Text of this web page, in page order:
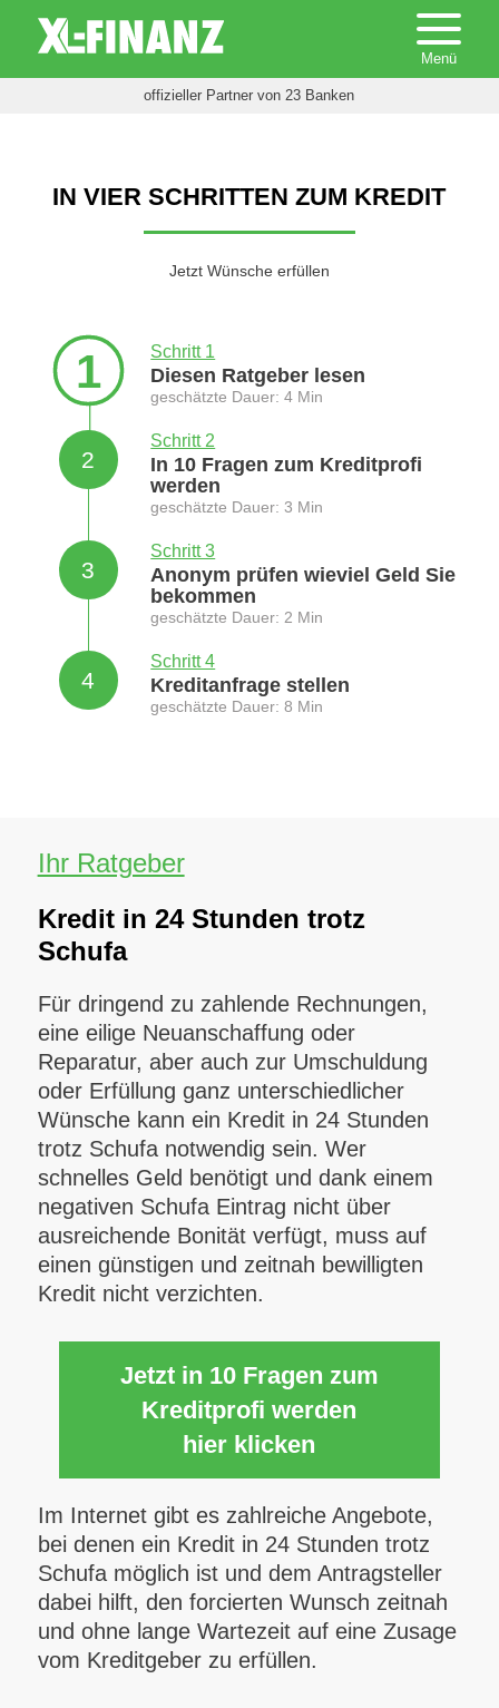
offizieller Partner von 23 Banken
IN VIER SCHRITTEN ZUM KREDIT
Jetzt Wünsche erfüllen
1 Schritt 1
Diesen Ratgeber lesen
geschätzte Dauer: 4 Min
2
Schritt 2
In 10 Fragen zum Kreditprofi
werden
geschätzte Dauer: 3 Min
3
Schritt 3
Anonym prüfen wieviel Geld Sie
bekommen
geschätzte Dauer: 2 Min
4
Schritt 4
Kreditanfrage stellen
geschätzte Dauer: 8 Min
Ihr Ratgeber
Kredit in 24 Stunden trotz
Schufa
Für dringend zu zahlende Rechnungen,
eine eilige Neuanschaffung oder
Reparatur, aber auch zur Umschuldung
oder Erfüllung ganz unterschiedlicher
Wünsche kann ein Kredit in 24 Stunden
trotz Schufa notwendig sein. Wer
schnelles Geld benötigt und dank einem
negativen Schufa Eintrag nicht über
ausreichende Bonität verfügt, muss auf
einen günstigen und zeitnah bewilligten
Kredit nicht verzichten.
Jetzt in 10 Fragen zum
Kreditprofi werden
hier klicken
Im Internet gibt es zahlreiche Angebote,
bei denen ein Kredit in 24 Stunden trotz
Schufa möglich ist und dem Antragsteller
dabei hilft, den forcierten Wunsch zeitnah
und ohne lange Wartezeit auf eine Zusage
vom Kreditgeber zu erfüllen.